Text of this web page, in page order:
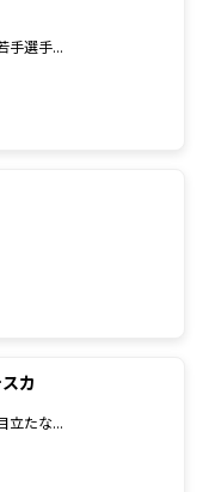
手選手...
カ
立たな...